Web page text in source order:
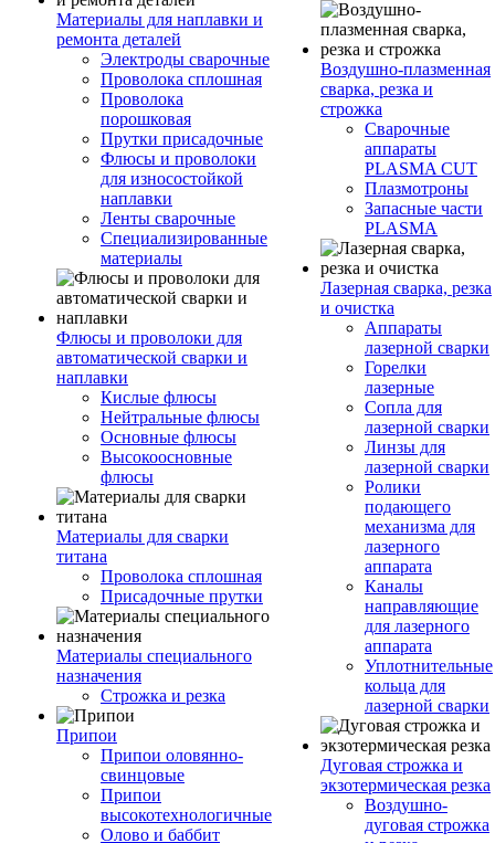
Материалы для наплавки и
ремонта деталей
Электроды сварочные
Проволока сплошная
Проволока
порошковая
Прутки присадочные
Флюсы и проволоки
для износостойкой
наплавки
Ленты сварочные
Специализированные
материалы
Флюсы и проволоки для
автоматической сварки и
наплавки
Кислые флюсы
Нейтральные флюсы
Основные флюсы
Высокоосновные
флюсы
Материалы для сварки
титана
Проволока сплошная
Присадочные прутки
Материалы специального
назначения
Строжка и резка
Припои
Припои оловянно-
свинцовые
Припои
высокотехнологичные
Олово и баббит
Воздушно-плазменная
сварка, резка и
строжка
Сварочные
аппараты
PLASMA CUT
Плазмотроны
Запасные части
PLASMA
Лазерная сварка, резка
и очистка
Аппараты
лазерной сварки
Горелки
лазерные
Сопла для
лазерной сварки
Линзы для
лазерной сварки
Ролики
подающего
механизма для
лазерного
аппарата
Каналы
направляющие
для лазерного
аппарата
Уплотнительные
кольца для
лазерной сварки
Дуговая строжка и
экзотермическая резка
Воздушно-
дуговая строжка